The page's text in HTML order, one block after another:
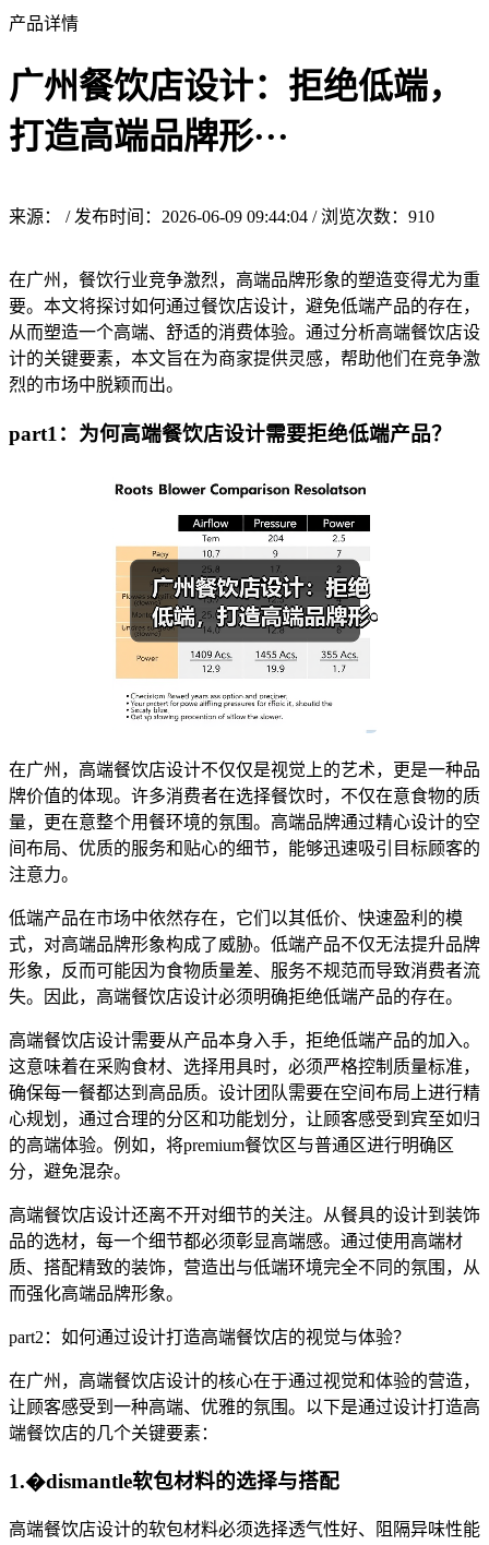
产品详情
广州餐饮店设计：拒绝低端，
打造高端品牌形···
来源： / 发布时间：2026-06-09 09:44:04 / 浏览次数： 910
在广州，餐饮行业竞争激烈，高端品牌形象的塑造变得尤为重
要。本文将探讨如何通过餐饮店设计，避免低端产品的存在，
从而塑造一个高端、舒适的消费体验。通过分析高端餐饮店设
计的关键要素，本文旨在为商家提供灵感，帮助他们在竞争激
烈的市场中脱颖而出。
part1：为何高端餐饮店设计需要拒绝低端产品？
在广州，高端餐饮店设计不仅仅是视觉上的艺术，更是一种品
牌价值的体现。许多消费者在选择餐饮时，不仅在意食物的质
量，更在意整个用餐环境的氛围。高端品牌通过精心设计的空
间布局、优质的服务和贴心的细节，能够迅速吸引目标顾客的
注意力。
低端产品在市场中依然存在，它们以其低价、快速盈利的模
式，对高端品牌形象构成了威胁。低端产品不仅无法提升品牌
形象，反而可能因为食物质量差、服务不规范而导致消费者流
失。因此，高端餐饮店设计必须明确拒绝低端产品的存在。
高端餐饮店设计需要从产品本身入手，拒绝低端产品的加入。
这意味着在采购食材、选择用具时，必须严格控制质量标准，
确保每一餐都达到高品质。设计团队需要在空间布局上进行精
心规划，通过合理的分区和功能划分，让顾客感受到宾至如归
的高端体验。例如，将premium餐饮区与普通区进行明确区
分，避免混杂。
高端餐饮店设计还离不开对细节的关注。从餐具的设计到装饰
品的选材，每一个细节都必须彰显高端感。通过使用高端材
质、搭配精致的装饰，营造出与低端环境完全不同的氛围，从
而强化高端品牌形象。
part2：如何通过设计打造高端餐饮店的视觉与体验？
在广州，高端餐饮店设计的核心在于通过视觉和体验的营造，
让顾客感受到一种高端、优雅的氛围。以下是通过设计打造高
端餐饮店的几个关键要素：
1.�dismantle软包材料的选择与搭配
高端餐饮店设计的软包材料必须选择透气性好、阻隔异味性能